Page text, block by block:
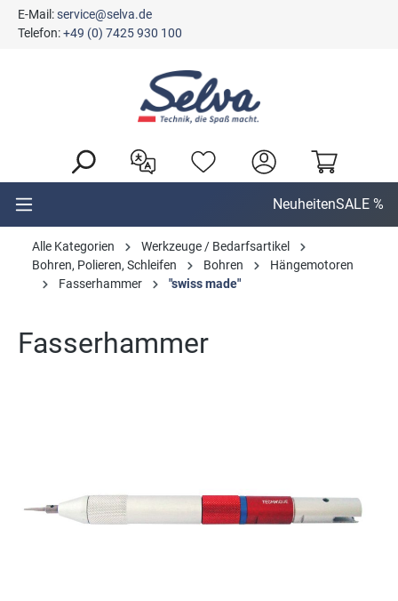
springen
E-Mail:service@selva.de
Telefon:+49 (0) 7425 930 100
NeuheitenSALE %
Alle Kategorien
Werkzeuge / Bedarfsartikel
Bohren, Polieren, Schleifen
Bohren
Hängemotoren
Fasserhammer
"swiss made"
Fasserhammer